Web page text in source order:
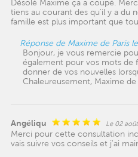
Désolé Maxime ça a coupé.
tiens au courant des qu'il y a du
famille est plus important que
Réponse de Maxime de Paris
Bonjour, je vous remercie
également pour vos mots de
donner de vos nouvelles
Chaleureusement, Maxime de
Angéliqu Le 02
Merci pour cette consultation
vais suivre vos conseils et j'ai